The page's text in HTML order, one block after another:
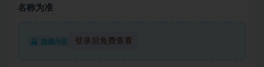
名称为准
隐藏内容 登录后免费查看